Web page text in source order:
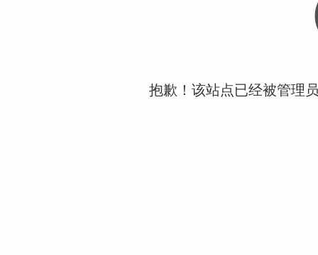
抱歉！该站点已经被管理